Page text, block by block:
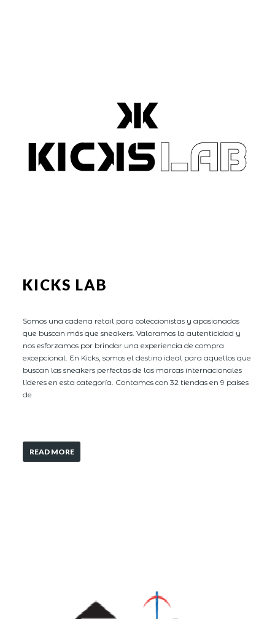
KICKS LAB
Somos una cadena retail para coleccionistas y apasionados
que buscan más que sneakers. Valoramos la autenticidad y
nos esforzamos por brindar una experiencia de compra
excepcional. En Kicks, somos el destino ideal para aquellos que
buscan las sneakers perfectas de las marcas internacionales
líderes en esta categoría. Contamos con 32 tiendas en 9 países
de
READ MORE